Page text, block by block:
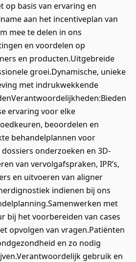
op basis van ervaring en
aan het incentiveplan van
mee te delen in ons
en voordelen op
en producten.Uitgebreide
groei.Dynamische, unieke
met indrukwekkende
ervaring voor elke
beoordelen en
behandelplannen voor
onderzoeken en 3D-
van vervolgafspraken, IPR’s,
en uitvoeren van aligner
indienen bij ons
met
bij het voorbereiden van cases
opvolgen van vragen.Patiënten
en zo nodig
gebruik en